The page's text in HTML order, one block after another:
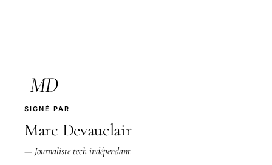
MD
SIGNÉ PAR
Marc Devauclair
— Journaliste tech indépendant